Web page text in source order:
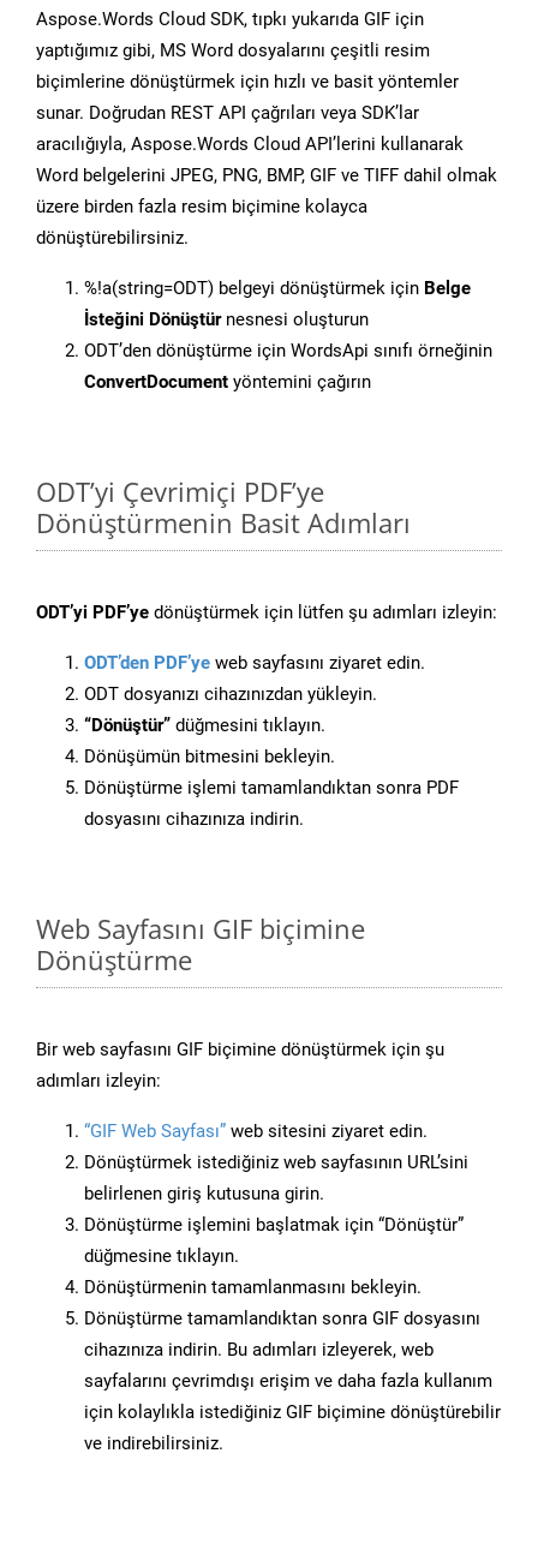
Aspose.Words Cloud SDK, tıpkı yukarıda GIF için
yaptığımız gibi, MS Word dosyalarını çeşitli resim
biçimlerine dönüştürmek için hızlı ve basit yöntemler
sunar. Doğrudan REST API çağrıları veya SDK’lar
aracılığıyla, Aspose.Words Cloud API’lerini kullanarak
Word belgelerini JPEG, PNG, BMP, GIF ve TIFF dahil olmak
üzere birden fazla resim biçimine kolayca
dönüştürebilirsiniz.
%!a(string=ODT) belgeyi dönüştürmek için Belge
İsteğini Dönüştürnesnesi oluşturun
ODT’den dönüştürme için WordsApi sınıfı örneğinin
ConvertDocument yöntemini çağırın
ODT’yi Çevrimiçi PDF’ye
Dönüştürmenin Basit Adımları
ODT’yi PDF’ye dönüştürmek için lütfen şu adımları izleyin:
ODT’den PDF’ye web sayfasını ziyaret edin.
ODT dosyanızı cihazınızdan yükleyin.
“Dönüştür” düğmesini tıklayın.
Dönüşümün bitmesini bekleyin.
Dönüştürme işlemi tamamlandıktan sonra PDF
dosyasını cihazınıza indirin.
Web Sayfasını GIF biçimine
Dönüştürme
Bir web sayfasını GIF biçimine dönüştürmek için şu
adımları izleyin:
“GIF Web Sayfası” web sitesini ziyaret edin.
Dönüştürmek istediğiniz web sayfasının URL’sini
belirlenen giriş kutusuna girin.
Dönüştürme işlemini başlatmak için “Dönüştür”
düğmesine tıklayın.
Dönüştürmenin tamamlanmasını bekleyin.
Dönüştürme tamamlandıktan sonra GIF dosyasını
cihazınıza indirin. Bu adımları izleyerek, web
sayfalarını çevrimdışı erişim ve daha fazla kullanım
için kolaylıkla istediğiniz GIF biçimine dönüştürebilir
ve indirebilirsiniz.